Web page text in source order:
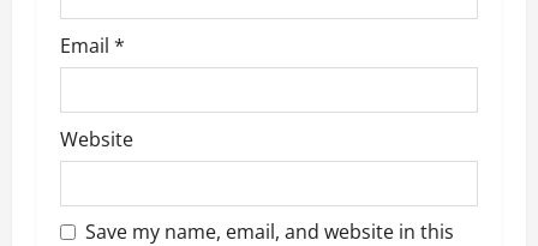
Email *
Website
Save my name, email, and website in this